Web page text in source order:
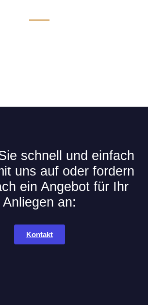
schnell und einfach
uns auf oder fordern
ein Angebot für Ihr
Anliegen an:
Kontakt